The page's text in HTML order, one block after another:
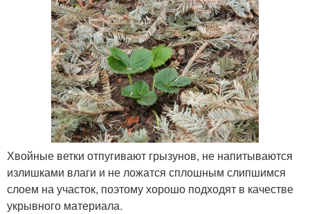
Хвойные ветки отпугивают грызунов, не напитываются
излишками влаги и не ложатся сплошным слипшимся
слоем на участок, поэтому хорошо подходят в качестве
укрывного материала.